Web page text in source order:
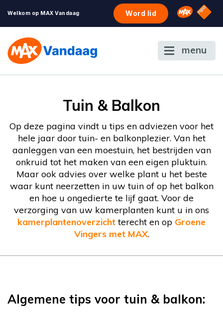
Welkom op MAX Vandaag Word lid Omroep
NPO
menu
Tuin & Balkon
Op deze pagina vindt u tips en adviezen voor het
hele jaar door tuin- en balkonplezier. Van het
aanleggen van een moestuin, het bestrijden van
onkruid tot het maken van een eigen pluktuin.
Maar ook advies over welke plant u het beste
waar kunt neerzetten in uw tuin of op het balkon
en hoe u ongedierte te lijf gaat. Voor de
verzorging van uw kamerplanten kunt u in ons
kamerplantenoverzichtterecht en op Groene
Vingers met MAX.
Algemene tips voor tuin & balkon: